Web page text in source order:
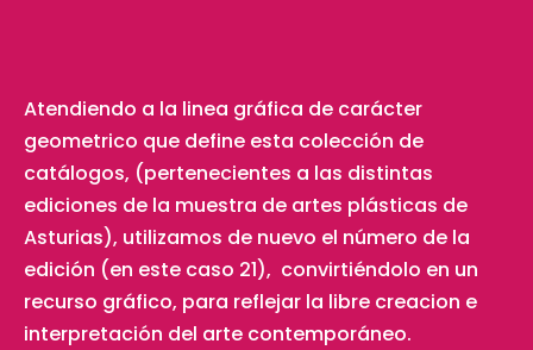
Atendiendo a la linea gráfica de carácter
geometrico que define esta colección de
catálogos, (pertenecientes a las distintas
ediciones de la muestra de artes plásticas de
Asturias), utilizamos de nuevo el número de la
edición (en este caso 21), convirtiéndolo en un
recurso gráfico, para reflejar la libre creacion e
interpretación del arte contemporáneo.